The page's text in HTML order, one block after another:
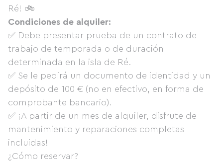
Ré! 🚲
Condiciones de alquiler:
✅ Debe presentar prueba de un contrato de
trabajo de temporada o de duración
determinada en la isla de Ré.
✅ Se le pedirá un documento de identidad y un
depósito de 100 € (no en efectivo, en forma de
comprobante bancario).
✅ ¡A partir de un mes de alquiler, disfrute de
mantenimiento y reparaciones completas
incluidas!
¿Cómo reservar?